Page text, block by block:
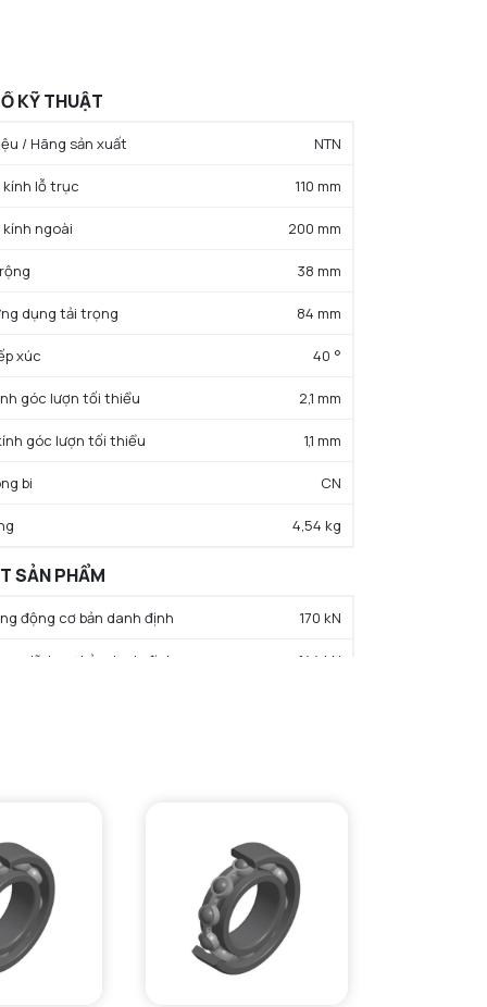
KỸ THUẬT
/ Hãng sản xuất NTN
lỗ trục 110 mm
kính ngoài 200 mm
38 mm
dụng tải trọng 84 mm
xúc 40 °
góc lượn tối thiểu 2,1 mm
góc lượn tối thiểu 1,1 mm
bi CN
4,54 kg
SẢN PHẨM
động cơ bản danh định 170 kN
tĩnh cơ bản danh định 144 kN
độ hoạt động tối đa 120 °C
kính vai tối thiểu IR